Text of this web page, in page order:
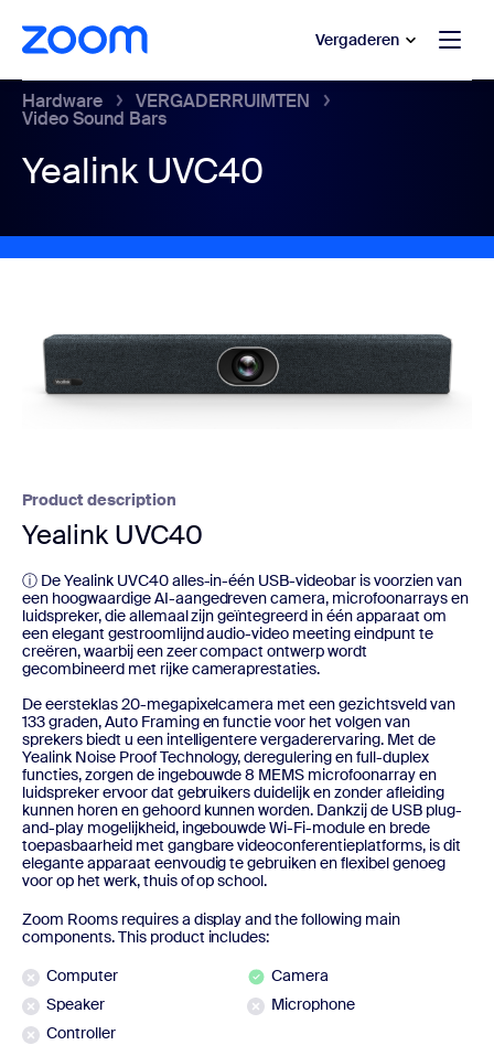
hoofdinhoud gaan
naar hulp via chat Vergaderen
Hardware VERGADERRUIMTEN
Video Sound Bars
Yealink UVC40
Product description
Yealink UVC40
ⓘ De Yealink UVC40 alles-in-één USB-videobar is voorzien van
een hoogwaardige AI-aangedreven camera, microfoonarrays en
luidspreker, die allemaal zijn geïntegreerd in één apparaat om
een elegant gestroomlijnd audio-video meeting eindpunt te
creëren, waarbij een zeer compact ontwerp wordt
gecombineerd met rijke cameraprestaties.
De eersteklas 20-megapixelcamera met een gezichtsveld van
133 graden, Auto Framing en functie voor het volgen van
sprekers biedt u een intelligentere vergaderervaring. Met de
Yealink Noise Proof Technology, deregulering en full-duplex
functies, zorgen de ingebouwde 8 MEMS microfoonarray en
luidspreker ervoor dat gebruikers duidelijk en zonder afleiding
kunnen horen en gehoord kunnen worden. Dankzij de USB plug-
and-play mogelijkheid, ingebouwde Wi-Fi-module en brede
toepasbaarheid met gangbare videoconferentieplatforms, is dit
elegante apparaat eenvoudig te gebruiken en flexibel genoeg
voor op het werk, thuis of op school.
Zoom Rooms requires a display and the following main
components. This product includes:
Computer
Camera
Speaker
Microphone
Controller